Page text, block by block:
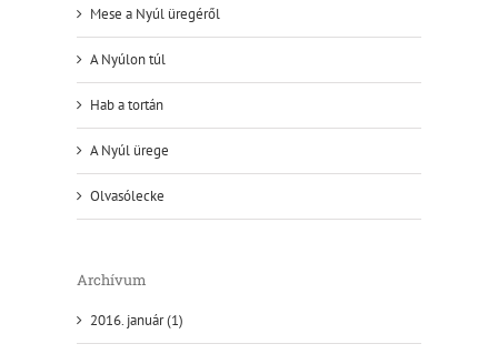
Mese a Nyúl üregéről
A Nyúlon túl
Hab a tortán
A Nyúl ürege
Olvasólecke
Archívum
2016. január (1)